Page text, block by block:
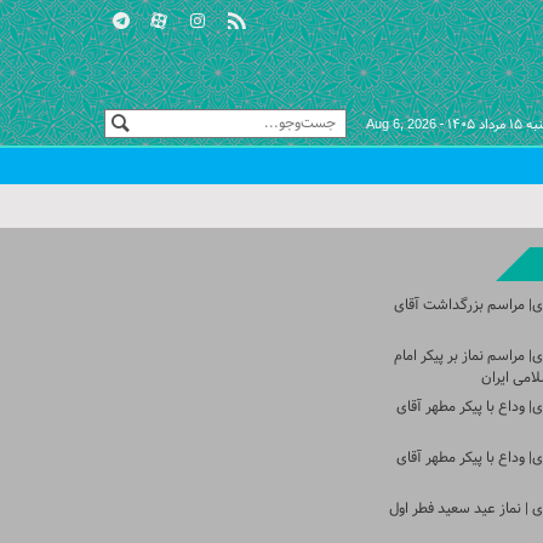
۱۴۰۵ - Aug 6, 2026
مراسم بزرگداشت آقای
مراسم نماز بر پیکر امام
ایران
وداع با پیکر مطهر آقای
وداع با پیکر مطهر آقای
| نماز عید سعید فطر اول